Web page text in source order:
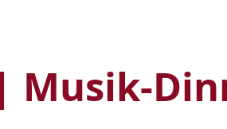
Musik-